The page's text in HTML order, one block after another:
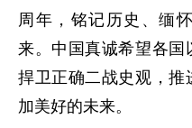
周年，铭记历史、缅
来。中国真诚希望各国
捍卫正确二战史观，推
加美好的未来。